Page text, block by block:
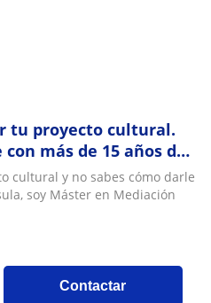
tu proyecto cultural.
más de 15 años de
cultural y no sabes cómo darle
soy Máster en Mediación
Contactar